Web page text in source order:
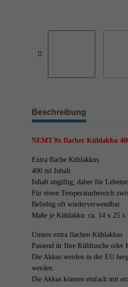
Beschreibung
NEMT 8x flacher Kühlakku
Extra flache Kühlakkus
400 ml Inhalt
Inhalt ungiftig, daher für
Für einen Temperaturbereich
Beliebig oft wiederverwendbar
Maße je Kühlakku: ca. 14 x 25 x
Unsere extra flachen Kühlakkus
Passend ür Ihre Kühltasche
Die Akkus werden in der EU
werden.
Die Akkus können einfach mit